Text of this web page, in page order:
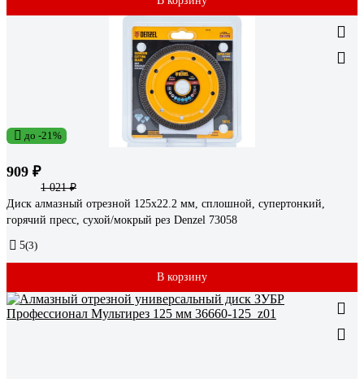
до -21%
909 ₽
1 021 ₽
Диск алмазный отрезной 125x22.2 мм, сплошной, супертонкий,
горячий пресс, сухой/мокрый рез Denzel 73058
5(3)
В корзину